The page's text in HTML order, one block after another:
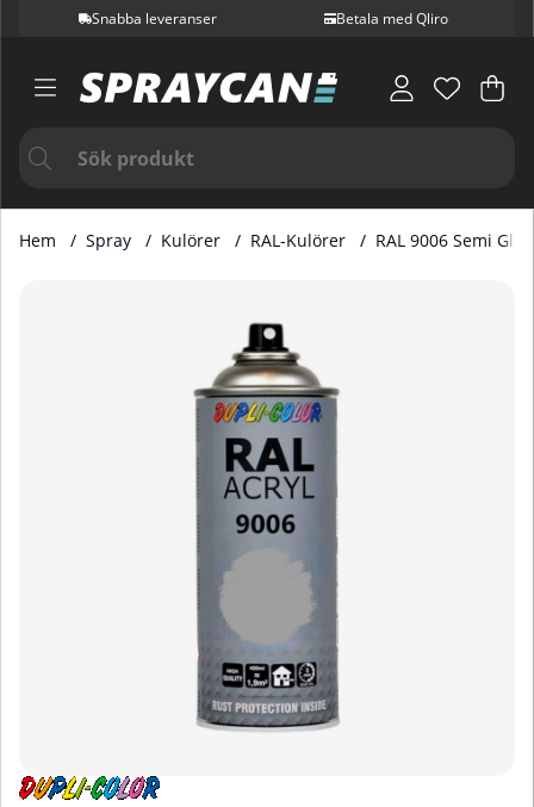
Snabba leveranser Betala med Qliro
.
Hem Spray Kulörer RAL-Kulörer RAL 9006 Semi